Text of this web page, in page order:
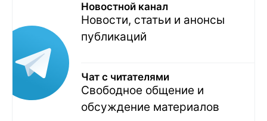
Новостной канал
Новости, статьи и анонсы
публикаций
Чат с читателями
Свободное общение и
обсуждение материалов